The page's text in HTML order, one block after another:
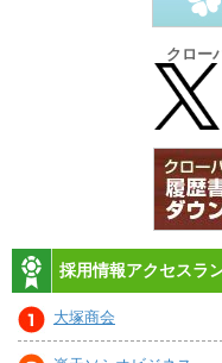
クロー
採用情報アクセスラ
大塚商会